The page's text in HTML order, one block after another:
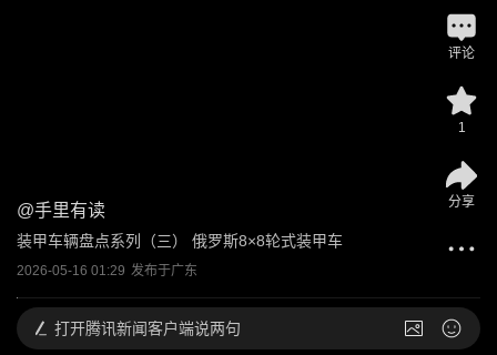
@手里有读
装甲车辆盘点系列（三） 俄罗斯8×8轮式装甲车
2026-05-16 01:29 发布于广东
评论
1
分享
打开腾讯新闻客户端说两句